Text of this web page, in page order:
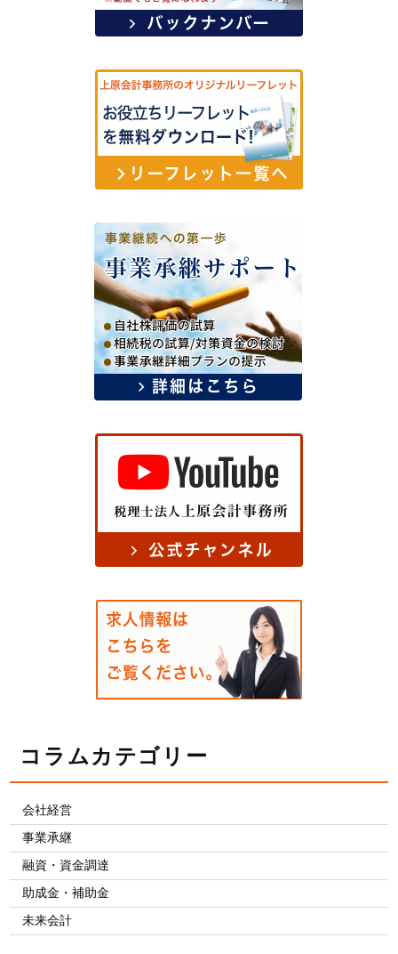
コラムカテゴリー
会社経営
事業承継
融資・資金調達
助成金・補助金
未来会計